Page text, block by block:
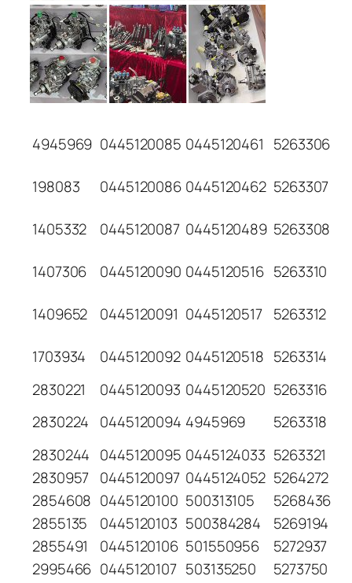
4945969 0445120085 0445120461 5263306
198083 0445120086 0445120462 5263307
1405332 0445120087 0445120489 5263308
1407306 0445120090 0445120516 5263310
1409652 0445120091 0445120517 5263312
1703934 0445120092 0445120518 5263314
2830221
0445120093 0445120520 5263316
2830224
0445120094 4945969
5263318
2830244 0445120095 0445124033 5263321
2830957 0445120097 0445124052 5264272
2854608 0445120100 500313105
5268436
2855135
0445120103 500384284
5269194
2855491
0445120106 501550956
5272937
2995466 0445120107 503135250
5273750